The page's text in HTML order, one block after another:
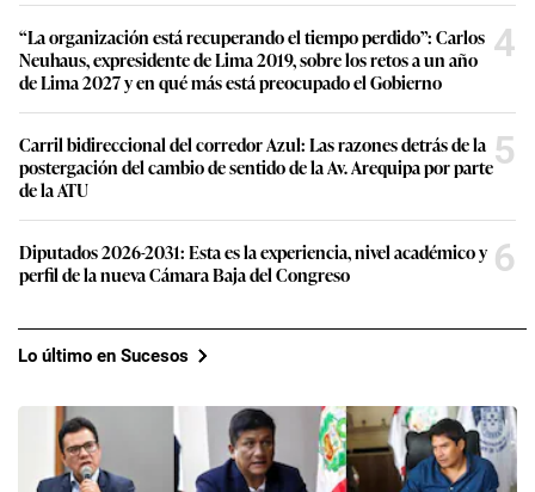
“La organización está recuperando el tiempo perdido”: Carlos
Neuhaus, expresidente de Lima 2019, sobre los retos a un año
de Lima 2027 y en qué más está preocupado el Gobierno
4
Carril bidireccional del corredor Azul: Las razones detrás de la
postergación del cambio de sentido de la Av. Arequipa por parte
de la ATU
5
Diputados 2026-2031: Esta es la experiencia, nivel académico y
perfil de la nueva Cámara Baja del Congreso
6
Lo último en Sucesos